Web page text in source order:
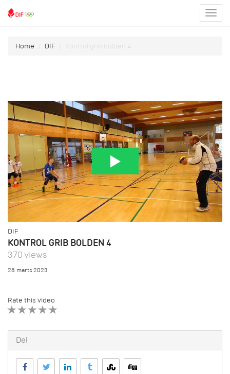
menu
Home DIF Kontrol grib bolden 4
DIF
KONTROL GRIB BOLDEN 4
370 views
28. marts 2023
Rate this video
Del